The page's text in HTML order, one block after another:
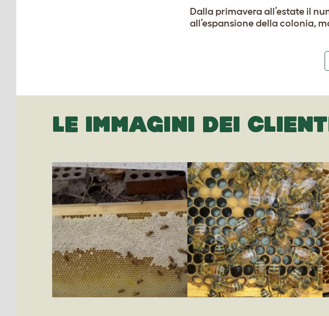
Dalla primavera all’estate il
all’espansione della colonia,
LE IMMAGINI DEI